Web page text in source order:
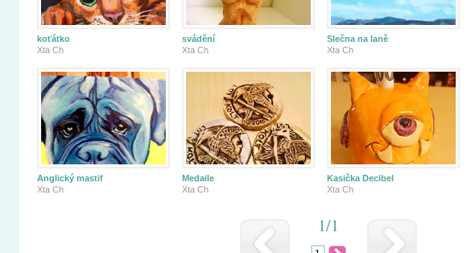
koťátko
Xta Ch
svádění
Xta Ch
Slečna na laně
Xta Ch
Anglický mastif
Xta Ch
Medaile
Xta Ch
Kasička Decibel
Xta Ch
1/1